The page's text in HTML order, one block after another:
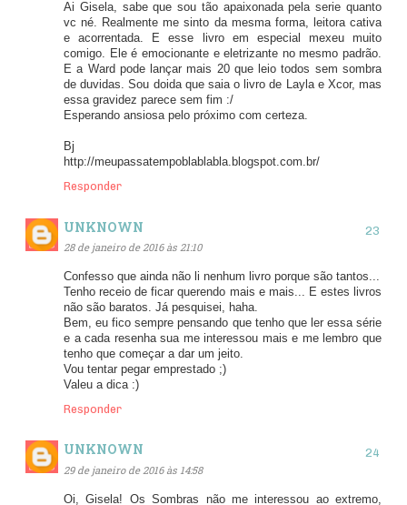
Ai Gisela, sabe que sou tão apaixonada pela serie quanto
vc né. Realmente me sinto da mesma forma, leitora cativa
e acorrentada. E esse livro em especial mexeu muito
comigo. Ele é emocionante e eletrizante no mesmo padrão.
E a Ward pode lançar mais 20 que leio todos sem sombra
de duvidas. Sou doida que saia o livro de Layla e Xcor, mas
essa gravidez parece sem fim :/
Esperando ansiosa pelo próximo com certeza.
Bj
http://meupassatempoblablabla.blogspot.com.br/
Responder
UNKNOWN
28 de janeiro de 2016 às 21:10
Confesso que ainda não li nenhum livro porque são tantos...
Tenho receio de ficar querendo mais e mais... E estes livros
não são baratos. Já pesquisei, haha.
Bem, eu fico sempre pensando que tenho que ler essa série
e a cada resenha sua me interessou mais e me lembro que
tenho que começar a dar um jeito.
Vou tentar pegar emprestado ;)
Valeu a dica :)
Responder
UNKNOWN
29 de janeiro de 2016 às 14:58
Oi, Gisela! Os Sombras não me interessou ao extremo,